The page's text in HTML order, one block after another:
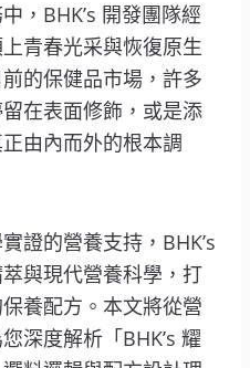
，BHK’s 開發團隊經
青春光采與恢復原生
的保健品市場，許多
在表面修飾，或是添
由內而外的根本調
證的營養支持，BHK’s
與現代營養科學，打
養配方。本文將從營
深度解析「BHK’s 耀